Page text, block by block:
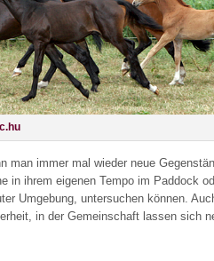
man immer mal wieder neue
in ihrem eigenen Tempo im Paddock
Umgebung, untersuchen können.
in der Gemeinschaft lassen sich